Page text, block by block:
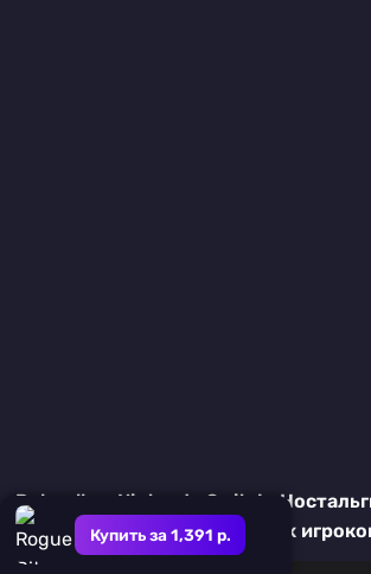
Купить за 1,391 р.
Polyroll на Nintendo Switch:
платформер для хардкорных